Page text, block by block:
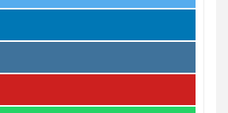
पर जोर
कोटवाल आलमपुर में लाखों की चोरी,
गुहार कई युवकों और कबाड़ी पर लगाए